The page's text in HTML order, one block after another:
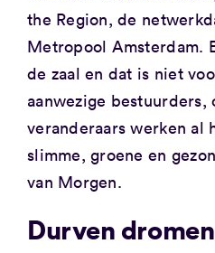
the Region, de
Metropool Amsterdam.
de zaal en dat is niet
aanwezige bestuurders,
veranderaars werken al
slimme, groene en
van Morgen.
Durven dromen